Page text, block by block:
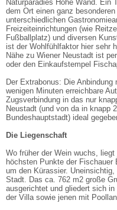
Naturparadies Hohe Wand. Ein
dem Ort einen ganz
unterschiedlichen
Freizeiteinrichtungen (wie
Fußballplatz) und diversen
ist der Wohlfühlfaktor hier sehr
Nähe zu Wiener Neustadt ist
oder den Einkaufstempel
Der Extrabonus: Die
wenigen Minuten erreichbare
Zugsverbindung in das nur
Neustadt (und von da in knapp
Bundeshauptstadt) ideal
Die Liegenschaft
Wo früher der Wein wuchs,
höchsten Punkte der Fischauer
um den Kürassier.
Stadt. Das ca. 762 m2 große
ausgerichtet und gliedert sich
der Villa sowie jenen mit